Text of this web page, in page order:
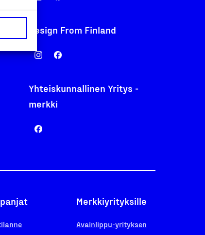
Design From Finland
Yhteiskunnallinen Yritys -
merkki
Merkkiyrityksille
Avainlippu-yrityksen